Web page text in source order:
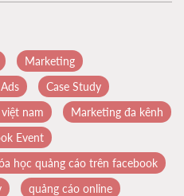
Marketing
Case Study
nam
Marketing đa kênh
Event
học quảng cáo trên facebook
quảng cáo online